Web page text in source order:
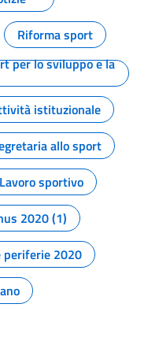
Riforma sport
per lo sviluppo e la
istituzionale
allo sport
Lavoro sportivo
2020 (1)
periferie 2020